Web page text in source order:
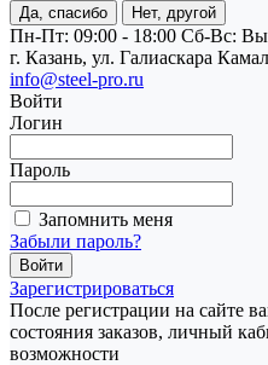
Да, спасибо Нет, другой
Пн-Пт: 09:00 - 18:00 Cб-Вс:
г. Казань, ул. Галиаскара
info@steel-pro.ru
Войти
Логин
Пароль
Запомнить меня
Забыли пароль?
Зарегистрироваться
После регистрации на сайте
состояния заказов, личный
возможности